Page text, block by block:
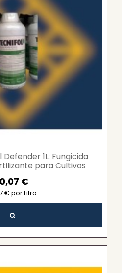
1L: Fungicida
para Cultivos
€
€ por Litro